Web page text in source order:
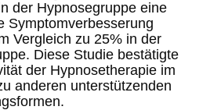
der Hypnosegruppe eine
Symptomverbesserung
Vergleich zu 25% in der
Diese Studie bestätigte
der Hypnosetherapie im
anderen unterstützenden